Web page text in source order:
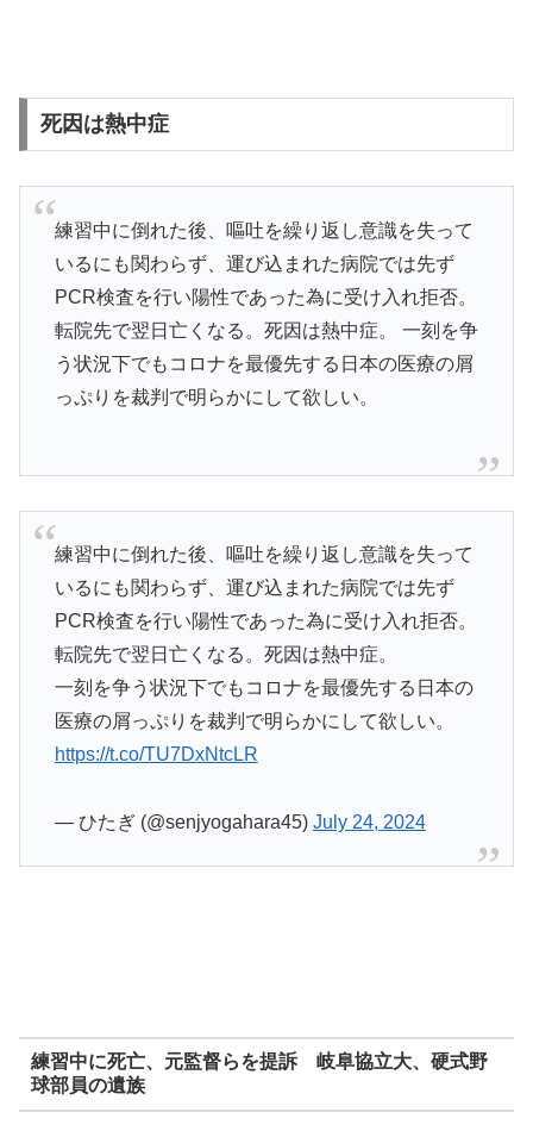
死因は熱中症
練習中に倒れた後、嘔吐を繰り返し意識を失って
いるにも関わらず、運び込まれた病院では先ず
PCR検査を行い陽性であった為に受け入れ拒否。
転院先で翌日亡くなる。死因は熱中症。 一刻を争
う状況下でもコロナを最優先する日本の医療の屑
っぷりを裁判で明らかにして欲しい。
練習中に倒れた後、嘔吐を繰り返し意識を失って
いるにも関わらず、運び込まれた病院では先ず
PCR検査を行い陽性であった為に受け入れ拒否。
転院先で翌日亡くなる。死因は熱中症。
一刻を争う状況下でもコロナを最優先する日本の
医療の屑っぷりを裁判で明らかにして欲しい。
https://t.co/TU7DxNtcLR
— ひたぎ (@senjyogahara45) July 24, 2024
練習中に死亡、元監督らを提訴 岐阜協立大、硬式野
球部員の遺族